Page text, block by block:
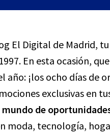
El Digital de Madrid,
En esta ocasión,
año: ¡los ocho días de
exclusivas en
de
moda, tecnología,